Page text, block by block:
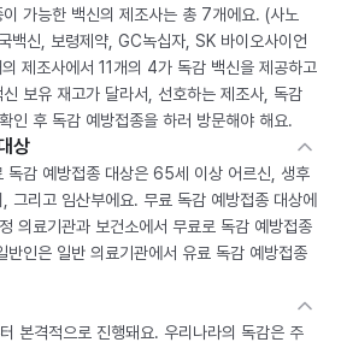
가능한 백신의 제조사는 총 7개에요. (사노
백신, 보령제약, GC녹십자, SK 바이오사이언
제조사에서 11개의 4가 독감 백신을 제공하고
보유 재고가 달라서, 선호하는 제조사, 독감
인 후 독감 예방접종을 하러 방문해야 해요.
상
독감 예방접종 대상은 65세 이상 어르신, 생후
그리고 임산부에요. 무료 독감 예방접종 대상에
의료기관과 보건소에서 무료로 독감 예방접종
반인은 일반 의료기관에서 유료 독감 예방접종
본격적으로 진행돼요. 우리나라의 독감은 주